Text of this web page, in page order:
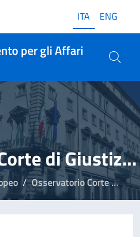
ITA ENG
per gli Affari
Osservatorio Corte di Giustizia UE
Osservatorio Corte di Giustizia UE